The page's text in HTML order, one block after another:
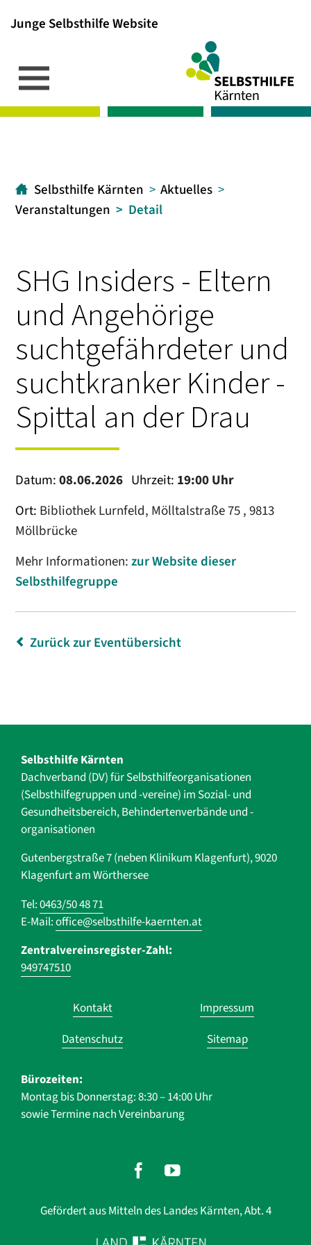
Junge Selbsthilfe Website
[1]
[2]
[3]
Selbsthilfe Kärnten
Aktuelles
Veranstaltungen
Detail
SHG Insiders - Eltern
und Angehörige
suchtgefährdeter und
suchtkranker Kinder -
Spittal an der Drau
Datum:08.06.2026 Uhrzeit: 19:00 Uhr
Ort: Bibliothek Lurnfeld, Mölltalstraße 75 , 9813
Möllbrücke
Mehr Informationen:zur Website dieser
Selbsthilfegruppe
Zurück zur Eventübersicht
Selbsthilfe Kärnten
Dachverband (DV) für Selbsthilfe­organisationen
(Selbsthilfegruppen und -vereine) im Sozial- und
Gesundheits­bereich, ­Behindertenverbände und ­-
organisationen
Gutenbergstraße 7 (neben Klinikum Klagenfurt), 9020
Klagenfurt am Wörthersee
Tel:0463/50 48 71
E-Mail:office@selbsthilfe-kaernten.at
Zentralvereinsregister-Zahl:
949747510
Navigation
überspringen
Kontakt
Impressum
Datenschutz
Sitemap
Bürozeiten:
Montag bis Donnerstag: 8:30 – 14:00 Uhr
sowie Termine nach Vereinbarung
Gefördert aus Mitteln des Landes Kärnten, Abt. 4